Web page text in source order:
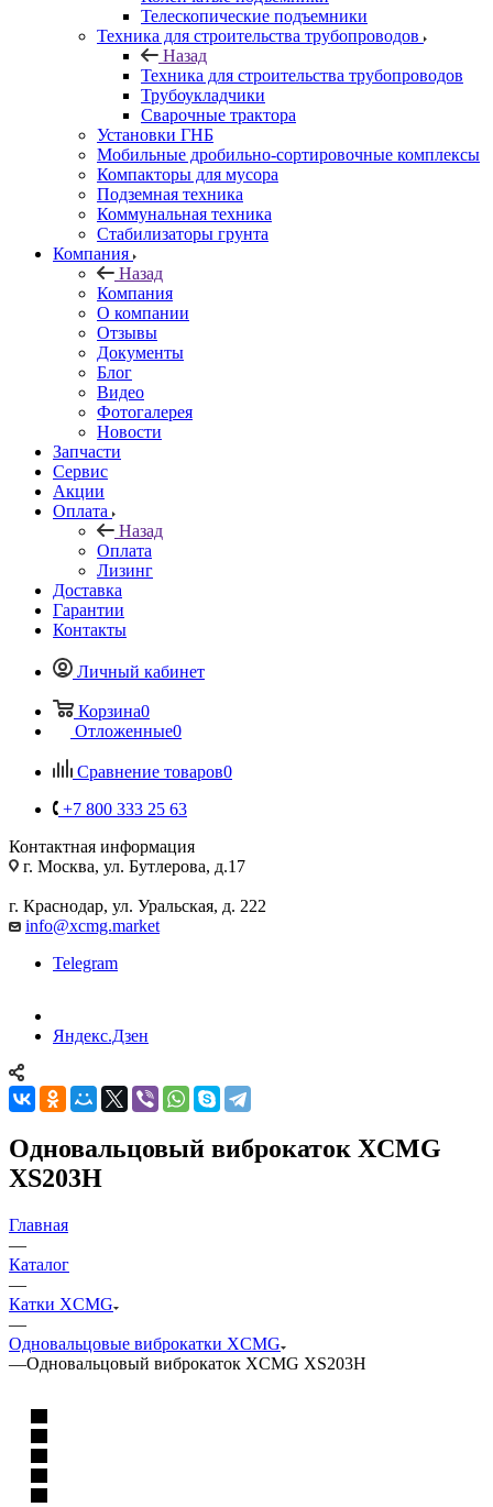
Телескопические подъемники
Техника для строительства трубопроводов
Назад
Техника для строительства трубопроводов
Трубоукладчики
Сварочные трактора
Установки ГНБ
Мобильные дробильно-сортировочные комплексы
Компакторы для мусора
Подземная техника
Коммунальная техника
Стабилизаторы грунта
Компания
Назад
Компания
О компании
Отзывы
Документы
Блог
Видео
Фотогалерея
Новости
Запчасти
Сервис
Акции
Оплата
Назад
Оплата
Лизинг
Доставка
Гарантии
Контакты
Личный кабинет
Корзина0
Отложенные0
Сравнение товаров0
+7 800 333 25 63
Контактная информация
г. Москва, ул. Бутлерова, д.17
г. Краснодар, ул. Уральская, д. 222
info@xcmg.market
Telegram
Яндекс.Дзен
Одновальцовый виброкаток XCMG
XS203H
Главная
—
Каталог
—
Катки XCMG
—
Одновальцовые виброкатки XCMG
—Одновальцовый виброкаток XCMG XS203H